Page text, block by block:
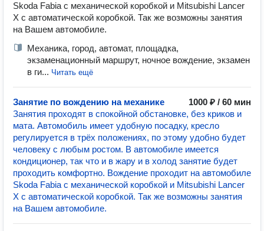
Skoda Fabia с механической коробкой и Mitsubishi Lancer
X с автоматической коробкой. Так же возможны занятия
на Вашем автомобиле.
Механика, город, автомат, площадка,
экзаменационный маршрут, ночное вождение, экзамен
в ги... Читать ещё
Занятие по вождению на механике
1000 ₽ / 60 мин
Занятия проходят в спокойной обстановке, без криков и
мата. Автомобиль имеет удобную посадку, кресло
регулируется в трёх положениях, по этому удобно будет
человеку с любым ростом. В автомобиле имеется
кондиционер, так что и в жару и в холод занятие будет
проходить комфортно. Вождение проходит на автомобиле
Skoda Fabia с механической коробкой и Mitsubishi Lancer
X с автоматической коробкой. Так же возможны занятия
на Вашем автомобиле.